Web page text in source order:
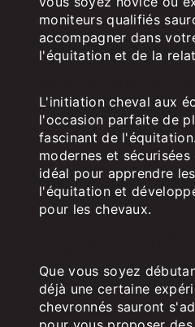
moniteurs qualifiés
accompagner dans
l'équitation et de la
L'initiation cheval aux
l'occasion parfaite de
fascinant de
modernes et
idéal pour apprendre
l'équitation et
pour les chevaux.
Que vous soyez
déjà une certaine
chevronnés sauront